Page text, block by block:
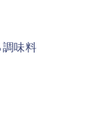
味料